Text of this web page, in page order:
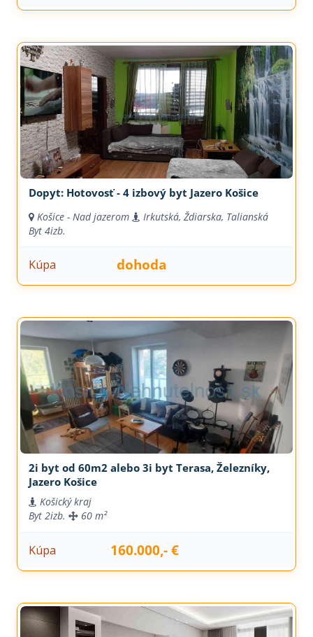
Dopyt: Hotovosť - 4 izbový byt Jazero Košice
Košice - Nad jazerom
Irkutská, Ždiarska, Talianská
Byt 4izb.
Kúpa dohoda
2i byt od 60m2 alebo 3i byt Terasa, Železníky,
Jazero Košice
Košický kraj
Byt 2izb. 60 m²
Kúpa 160.000,- €